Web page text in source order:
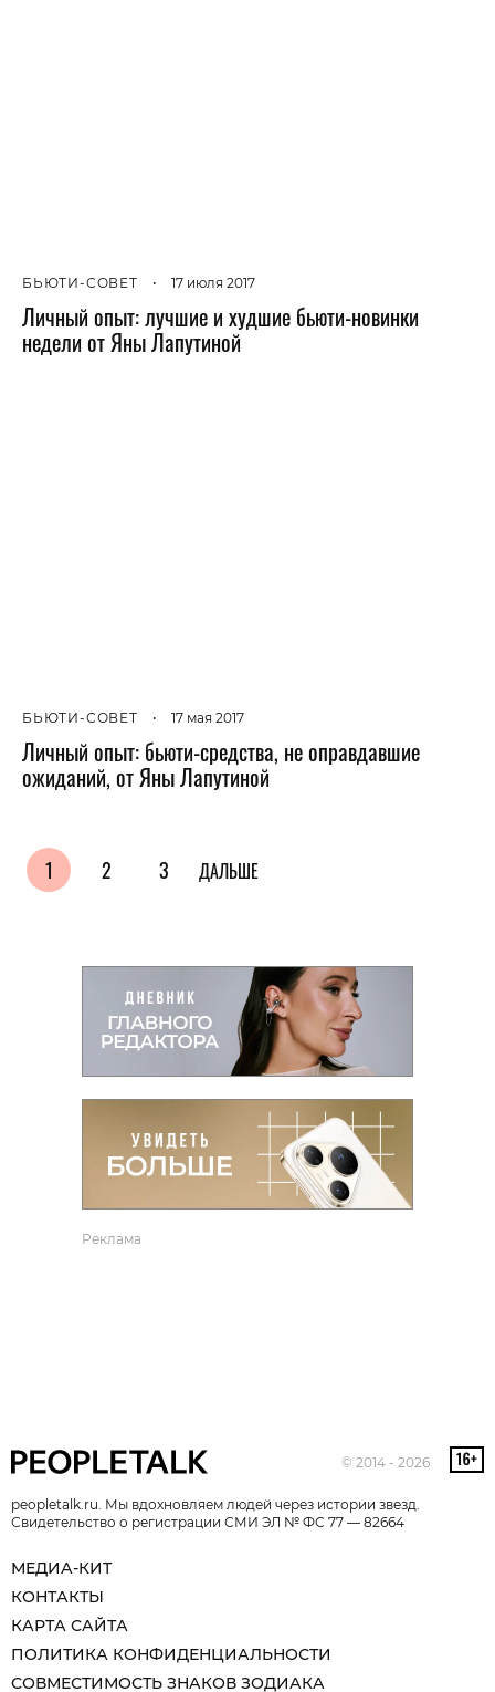
БЬЮТИ-СОВЕТ • 17 июля 2017
Личный опыт: лучшие и худшие бьюти-новинки
недели от Яны Лапутиной
БЬЮТИ-СОВЕТ • 17 мая 2017
Личный опыт: бьюти-средства, не оправдавшие
ожиданий, от Яны Лапутиной
1 2 3 ДАЛЬШЕ
Реклама
© 2014 - 2026
peopletalk.ru. Мы вдохновляем людей через истории звезд.
Свидетельство о регистрации СМИ ЭЛ № ФС 77 — 82664
МЕДИА-КИТ
КОНТАКТЫ
КАРТА САЙТА
ПОЛИТИКА КОНФИДЕНЦИАЛЬНОСТИ
СОВМЕСТИМОСТЬ ЗНАКОВ ЗОДИАКА